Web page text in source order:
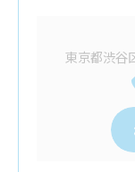
東京都渋谷